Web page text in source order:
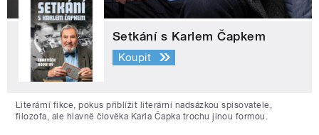
Setkání s Karlem Čapkem
Koupit
Literární fikce, pokus přiblížit literární nadsázkou spisovatele,
filozofa, ale hlavně člověka Karla Čapka trochu jinou formou.